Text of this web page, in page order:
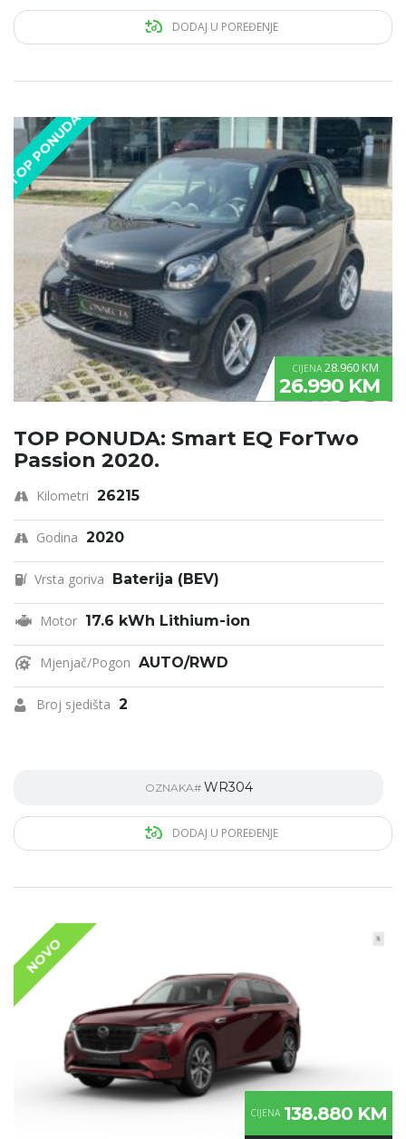
DODAJ U POREĐENJE
TOP PONUDA
CIJENA 28.960 KM
26.990 KM
TOP PONUDA: Smart EQ ForTwo
Passion 2020.
Kilometri 26215
Godina 2020
Vrsta goriva Baterija (BEV)
Motor 17.6 kWh Lithium-ion
Mjenjač/Pogon AUTO/RWD
Broj sjedišta 2
OZNAKA# WR304
DODAJ U POREĐENJE
NOVO
CIJENA 138.880 KM